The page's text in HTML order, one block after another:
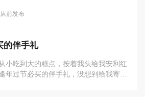
红星软香酥，陕西人最爱吃的
之前有发紫薯酥和芹菜酥我很推荐
算是比较经典的，刚开始吃的时候